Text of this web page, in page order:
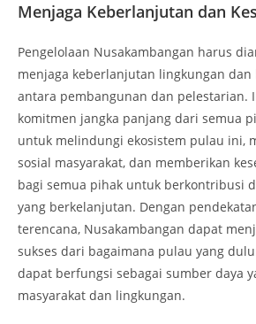
Menjaga Keberlanjutan dan
Pengelolaan Nusakambangan harus
menjaga keberlanjutan lingkungan dan
antara pembangunan dan pelestarian.
komitmen jangka panjang dari semua
untuk melindungi ekosistem pulau ini,
sosial masyarakat, dan memberikan
bagi semua pihak untuk berkontribusi
yang berkelanjutan. Dengan
terencana, Nusakambangan dapat
sukses dari bagaimana pulau yang
dapat berfungsi sebagai sumber daya
masyarakat dan lingkungan.